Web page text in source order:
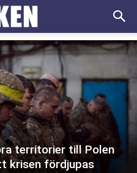
territorier till Polen
krisen fördjupas